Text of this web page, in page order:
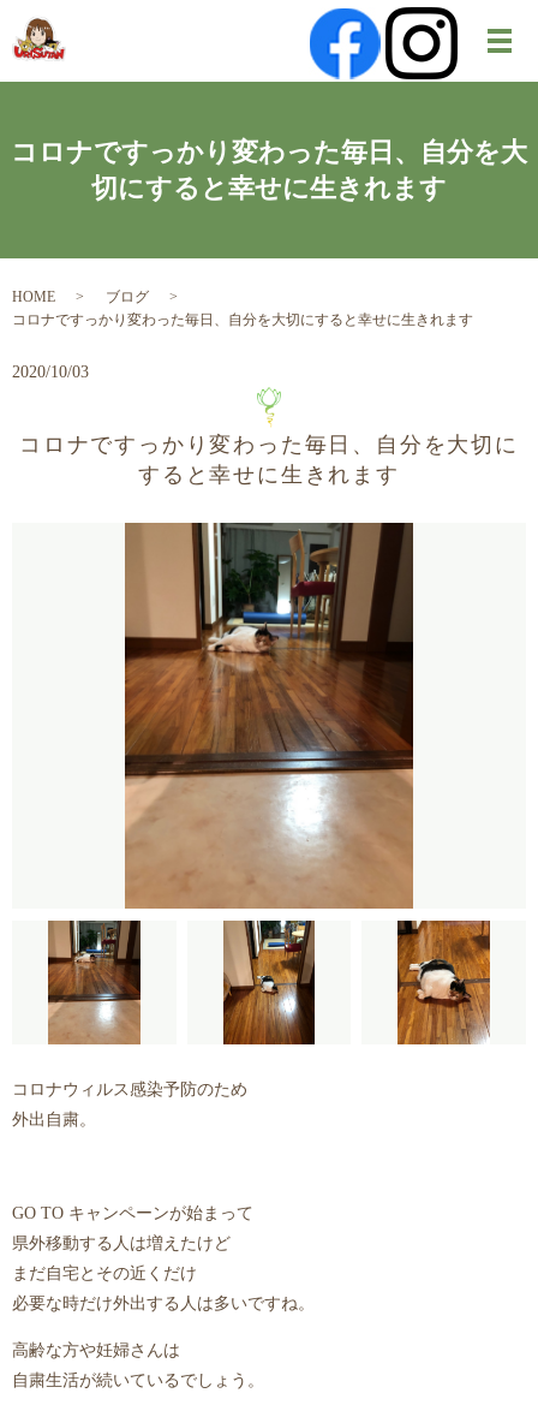
メ
コロナですっかり変わった毎日、自分を大
切にすると幸せに生きれます
HOME
ブログ
コロナですっかり変わった毎日、自分を大切にすると幸せに生きれます
2020/10/03
コロナですっかり変わった毎日、自分を大切に
すると幸せに生きれます
コロナウィルス感染予防のため
外出自粛。
GO TO キャンペーンが始まって
県外移動する人は増えたけど
まだ自宅とその近くだけ
必要な時だけ外出する人は多いですね。
高齢な方や妊婦さんは
自粛生活が続いているでしょう。